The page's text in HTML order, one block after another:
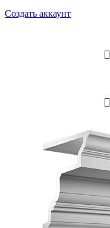
Создать аккаунт